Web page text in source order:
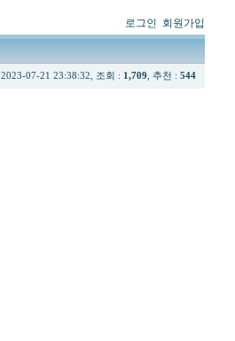
로그인 회원가입
2023-07-21 23:38:32, 조회 : 1,709 , 추천 : 544